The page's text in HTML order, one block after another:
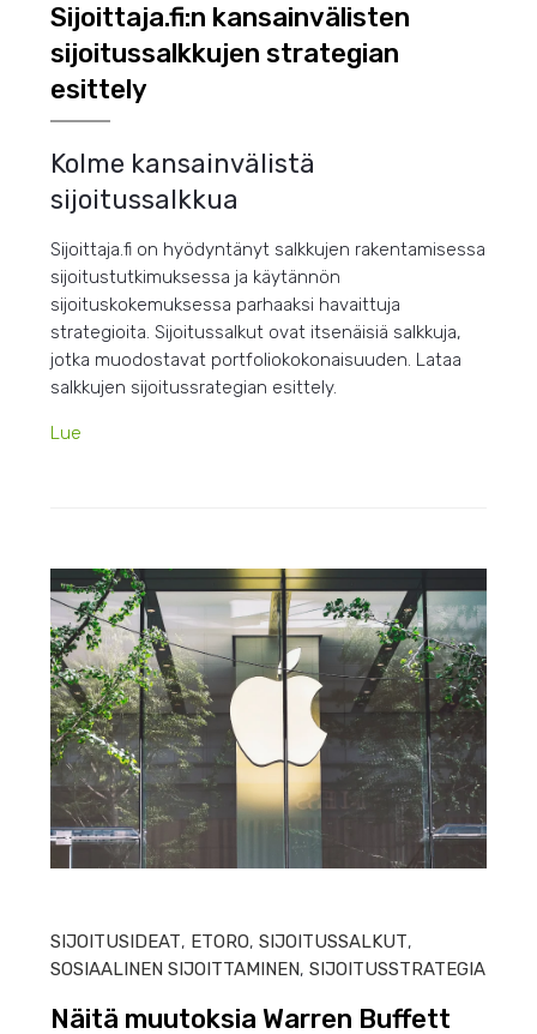
Sijoittaja.fi:n kansainvälisten
sijoitussalkkujen strategian
esittely
Kolme kansainvälistä
sijoitussalkkua
Sijoittaja.fi on hyödyntänyt salkkujen rakentamisessa
sijoitustutkimuksessa ja käytännön
sijoituskokemuksessa parhaaksi havaittuja
strategioita. Sijoitussalkut ovat itsenäisiä salkkuja,
jotka muodostavat portfoliokokonaisuuden. Lataa
salkkujen sijoitussrategian esittely.
Lue
SIJOITUSIDEAT, ETORO,SIJOITUSSALKUT,
SOSIAALINEN SIJOITTAMINEN,SIJOITUSSTRATEGIA
Näitä muutoksia Warren Buffett